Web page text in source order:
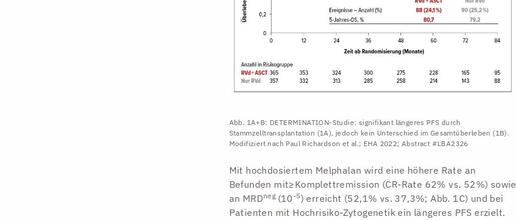
Abb. 1A+B: DETERMINATION-Studie: signifikant längeres PFS durch
Stammzelltransplantation (1A), jedoch kein Unterschied im Gesamtüberleben (1B).
Modifiziert nach Paul Richardson et al.; EHA 2022; Abstract #LBA2326
Mit hochdosiertem Melphalan wird eine höhere Rate an
Befunden mit≥Komplettremission (CR-Rate 62% vs. 52%) sowie
an MRDneg (10-5) erreicht (52,1% vs. 37,3%; Abb. 1C) und bei
Patienten mit Hochrisiko-Zytogenetik ein längeres PFS erzielt.